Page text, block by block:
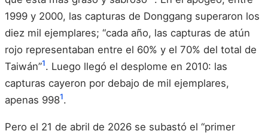
1999 y 2000, las capturas de Donggang superaron los
diez mil ejemplares; “cada año, las capturas de atún
rojo representaban entre el 60% y el 70% del total de
Taiwán”1. Luego llegó el desplome en 2010: las
capturas cayeron por debajo de mil ejemplares,
apenas 9981.
Pero el 21 de abril de 2026 se subastó el “primer